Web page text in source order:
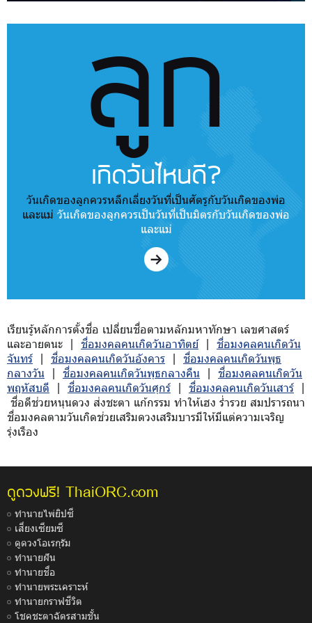
ลูก
เกิดวันไหนดี?
วันเกิดของลูกควรหลีกเลี่ยงวันที่เป็นศัตรูกับวันเกิดของพ่อ
และแม่ วันเกิดของลูกควรเป็นวันที่เป็นมิตรกับวันเกิดของพ่อ
และแม่
เรียนรู้หลักการตั้งชื่อ เปลี่ยนชื่อตามหลักมหาทักษา เลขศาสตร์
และอายตนะ | ชื่อมงคลคนเกิดวันอาทิตย์| ชื่อมงคลคนเกิดวัน
จันทร์ | ชื่อมงคลคนเกิดวันอังคาร | ชื่อมงคลคนเกิดวันพุธ
กลางวัน | ชื่อมงคลคนเกิดวันพุธกลางคืน | ชื่อมงคลคนเกิดวัน
พฤหัสบดี | ชื่อมงคลคนเกิดวันศุกร์ | ชื่อมงคลคนเกิดวันเสาร์ |
ชื่อดีช่วยหนุนดวง ส่งชะตา แก้กรรม ทำให้เฮง ร่ำรวย สมปรารถนา
ชื่อมงคลตามวันเกิดช่วยเสริมดวงเสริมบารมีให้มีแต่ความเจริญ
รุ่งเรือง
ดูดวงฟรี! ThaiORC.com
ทำนายไพ่ยิปซี
เสี่ยงเซียมซี
ดูดวงโอเรกุรัม
ทำนายฝัน
ทำนายชื่อ
ทำนายพระเคราะห์
ทำนายกราฟชีวิต
โชคชะตาฉัตรสามชั้น